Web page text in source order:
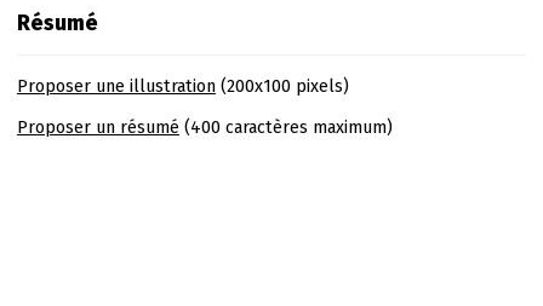
Résumé
Proposer une illustration(200x100 pixels)
Proposer un résumé (400 caractères maximum)